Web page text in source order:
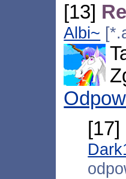
[13]
Albi~
[17]